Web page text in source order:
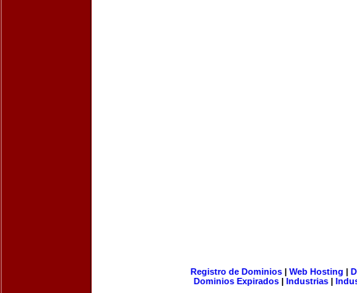
Registro de Dominios| Web Hosting |
Dominios Expirados | Industrias |